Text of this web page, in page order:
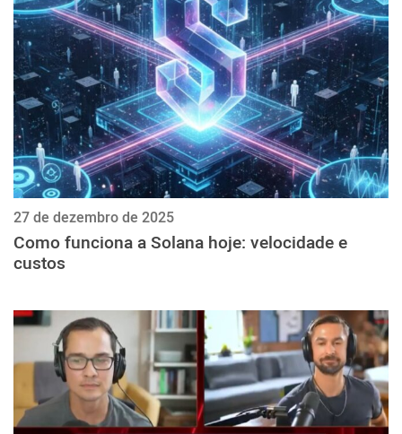
27 de dezembro de 2025
Como funciona a Solana hoje: velocidade e
custos